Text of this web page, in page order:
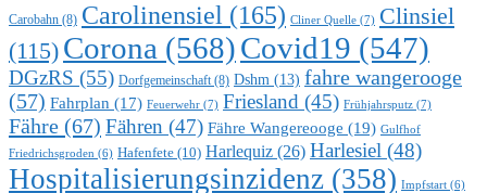
Carobahn (8) Carolinensiel (165) Cliner Quelle (7) Clinsiel
(115) Corona (568)Covid19 (547)
DGzRS (55) Dorfgemeinschaft(8) Dshm (13) fahre wangerooge
(57) Fahrplan (17) Feuerwehr (7) Friesland (45) Frühjahrsputz (7)
Fähre (67) Fähren (47) Fähre Wangereooge (19) Gulfhof
Friedrichsgroden (6) Hafenfete (10) Harlequiz (26) Harlesiel (48)
Hospitalisierungsinzidenz (358) Impfstart (6)